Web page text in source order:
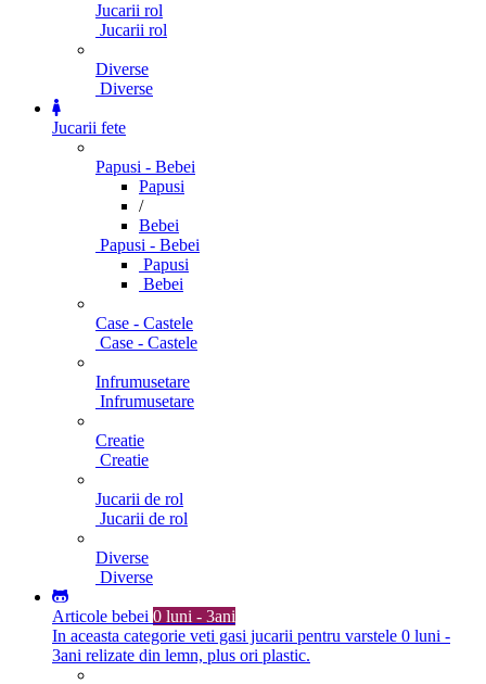
Jucarii rol
Jucarii rol
Diverse
Diverse
Jucarii fete
Papusi - Bebei
Papusi
/
Bebei
Papusi - Bebei
Papusi
Bebei
Case - Castele
Case - Castele
Infrumusetare
Infrumusetare
Creatie
Creatie
Jucarii de rol
Jucarii de rol
Diverse
Diverse
Articole bebei 0 luni - 3ani
In aceasta categorie veti gasi jucarii pentru varstele 0 luni -
3ani relizate din lemn, plus ori plastic.